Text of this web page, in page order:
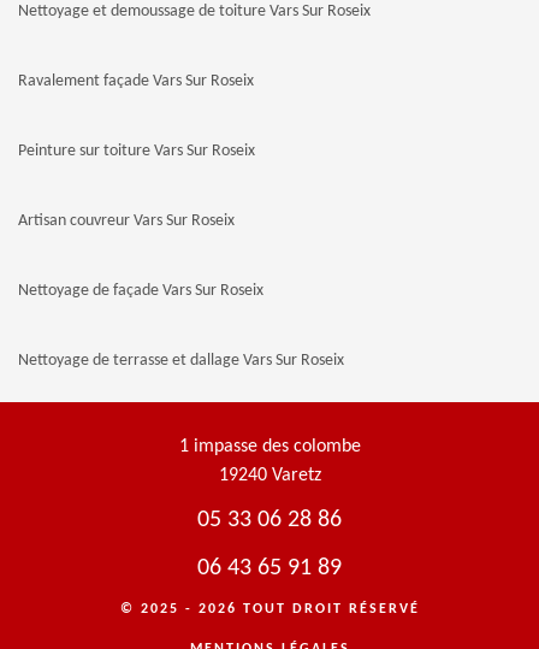
Nettoyage et demoussage de toiture Vars Sur Roseix
Ravalement façade Vars Sur Roseix
Peinture sur toiture Vars Sur Roseix
Artisan couvreur Vars Sur Roseix
Nettoyage de façade Vars Sur Roseix
Nettoyage de terrasse et dallage Vars Sur Roseix
1 impasse des colombe
19240 Varetz
05 33 06 28 86
06 43 65 91 89
© 2025 - 2026 TOUT DROIT RÉSERVÉ